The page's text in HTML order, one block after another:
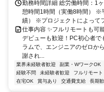
勤務時間詳細 総労働時間：1
憩時間1時間（実働8時間） ※
績） ※プロジェクトによって
仕事内容 ✨フルリモートも可
デビューも歓迎！PC初心者で
ラムで、エンジニアのゼロか
謝され...
業界未経験者歓迎 副業・WワークOK
経験不問
未経験者歓迎 フルリモート
在宅OK
賞与あり 交通費支給 長期